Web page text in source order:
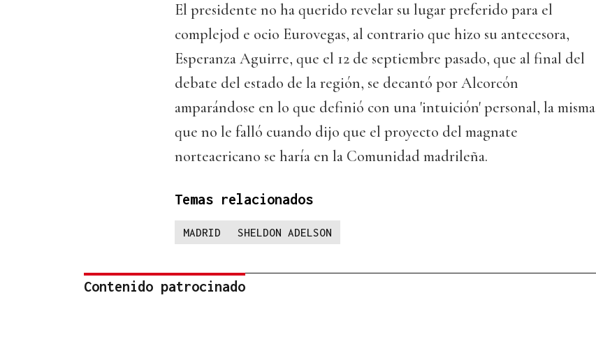
El presidente no ha querido revelar su lugar preferido para el
complejod e ocio Eurovegas, al contrario que hizo su antecesora,
Esperanza Aguirre, que el 12 de septiembre pasado, que al final del
debate del estado de la región, se decantó por Alcorcón
amparándose en lo que definió con una 'intuición' personal, la misma
que no le falló cuando dijo que el proyecto del magnate
norteaericano se haría en la Comunidad madrileña.
Temas relacionados
MADRID SHELDON ADELSON
Contenido patrocinado